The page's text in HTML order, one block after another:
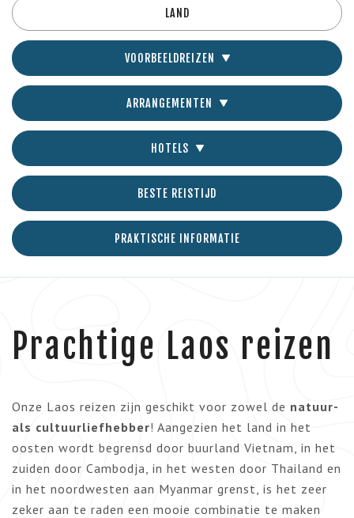
LAND
VOORBEELDREIZEN
ARRANGEMENTEN
HOTELS
BESTE REISTIJD
PRAKTISCHE INFORMATIE
Prachtige Laos reizen
Onze Laos reizen zijn geschikt voor zowel de natuur-
als cultuurliefhebber! Aangezien het land in het
oosten wordt begrensd door buurland Vietnam, in het
zuiden door Cambodja, in het westen door Thailand en
in het noordwesten aan Myanmar grenst, is het zeer
zeker aan te raden een mooie combinatie te maken